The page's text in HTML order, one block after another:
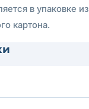
в упаковке из
картона.